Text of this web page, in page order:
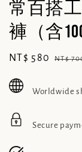
常百搭
褲（含
Sale
NT$ 580 NT$
Worldwide
Secure